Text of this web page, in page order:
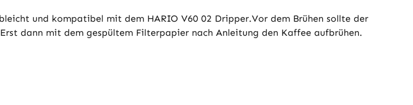
und kompatibel mit dem HARIO V60 02 Dripper.Vor dem Brühen sollte der
dann mit dem gespültem Filterpapier nach Anleitung den Kaffee aufbrühen.